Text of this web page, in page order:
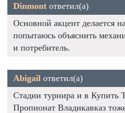
Dinmont ответил(а)
Основной акцент делается
попытаюсь объяснить
и потребитель.
Abigail ответил(а)
Стадии турнира и в Купить
Пропионат Владикавказ